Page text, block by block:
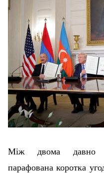
Між двома давно
парафована коротка